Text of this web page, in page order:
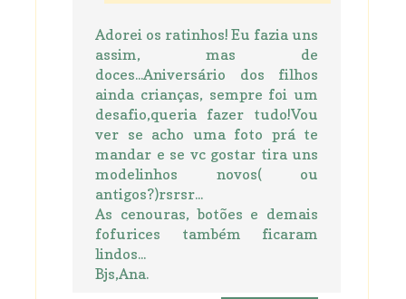
Adorei os ratinhos! Eu fazia uns
assim, mas de
doces...Aniversário dos filhos
ainda crianças, sempre foi um
desafio,queria fazer tudo!Vou
ver se acho uma foto prá te
mandar e se vc gostar tira uns
modelinhos novos( ou
antigos?)rsrsr...
As cenouras, botões e demais
fofurices também ficaram
lindos...
Bjs,Ana.